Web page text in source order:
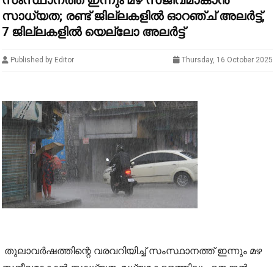
സാധ്യത; രണ്ട് ജില്ലകളിൽ‌ ഓറഞ്ച് അലർട്ട്,
7 ജില്ലകളിൽ യെല്ലോ അലർട്ട്
Published by Editor Thursday, 16 October 2025
തുലാവർഷത്തിന്റെ വരവറിയിച്ച് സംസ്ഥാനത്ത് ഇന്നും മഴ